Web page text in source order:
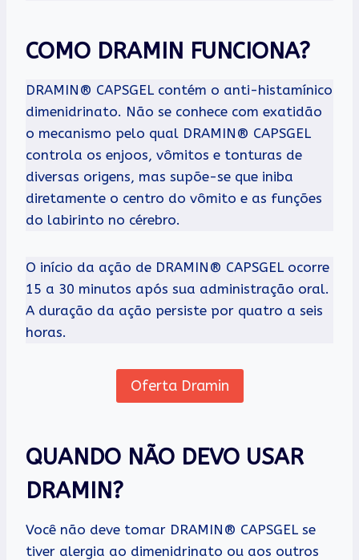
COMO DRAMIN FUNCIONA?
DRAMIN® CAPSGEL contém o anti-histamínico
dimenidrinato. Não se conhece com exatidão
o mecanismo pelo qual DRAMIN® CAPSGEL
controla os enjoos, vômitos e tonturas de
diversas origens, mas supõe-se que iniba
diretamente o centro do vômito e as funções
do labirinto no cérebro.
O início da ação de DRAMIN® CAPSGEL ocorre
15 a 30 minutos após sua administração oral.
A duração da ação persiste por quatro a seis
horas.
Oferta Dramin
QUANDO NÃO DEVO USAR
DRAMIN?
Você não deve tomar DRAMIN® CAPSGEL se
tiver alergia ao dimenidrinato ou aos outros